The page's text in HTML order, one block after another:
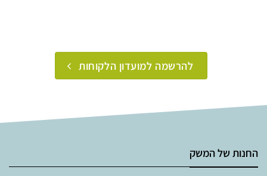
להרשמה למועדון הלקוחות
החנות של המשק